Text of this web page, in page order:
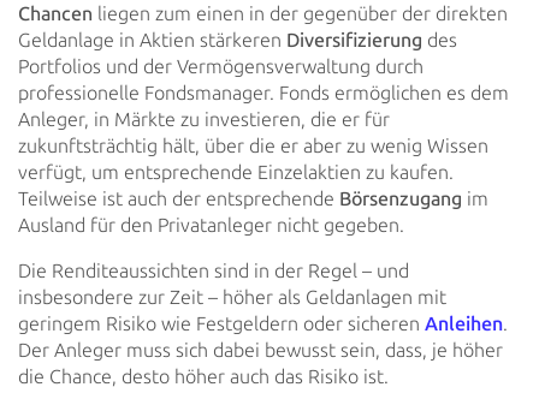
Chancen liegen zum einen in der gegenüber der direkten
Geldanlage in Aktien stärkeren Diversifizierung des
Portfolios und der Vermögensverwaltung durch
professionelle Fondsmanager. Fonds ermöglichen es dem
Anleger, in Märkte zu investieren, die er für
zukunftsträchtig hält, über die er aber zu wenig Wissen
verfügt, um entsprechende Einzelaktien zu kaufen.
Teilweise ist auch der entsprechende Börsenzugang im
Ausland für den Privatanleger nicht gegeben.
Die Renditeaussichten sind in der Regel – und
insbesondere zur Zeit – höher als Geldanlagen mit
geringem Risiko wie Festgeldern oder sicheren Anleihen.
Der Anleger muss sich dabei bewusst sein, dass, je höher
die Chance, desto höher auch das Risiko ist.